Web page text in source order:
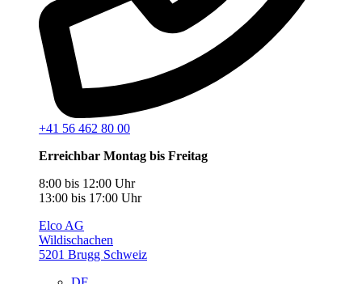
+41 56 462 80 00
Erreichbar Montag bis Freitag
8:00 bis 12:00 Uhr
13:00 bis 17:00 Uhr
Elco AG
Wildischachen
5201 Brugg Schweiz